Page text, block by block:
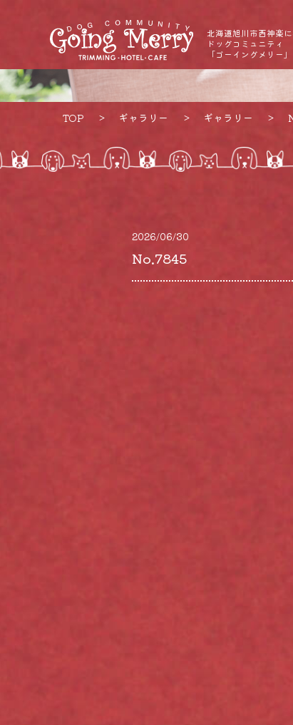
北海道旭川市西神楽
ドッグコミュニティ
「ゴーイングメリー」
TOP ギャラリー ギャラリー
2026/06/30
No.7845